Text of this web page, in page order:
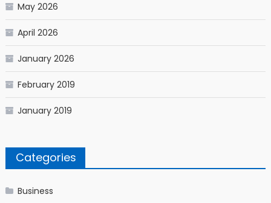
May 2026
April 2026
January 2026
February 2019
January 2019
Categories
Business